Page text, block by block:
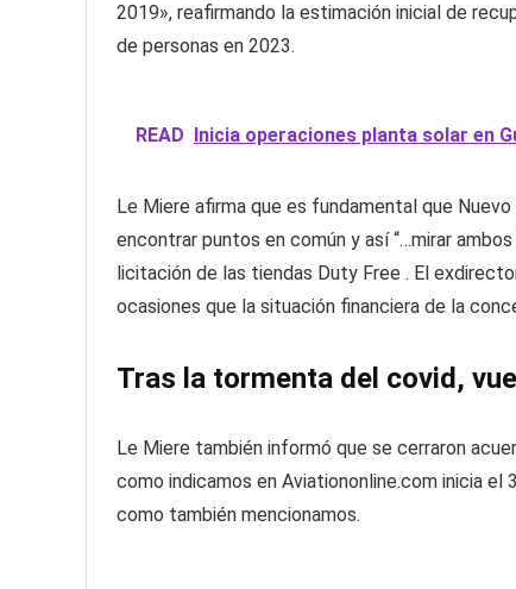
2019», reafirmando la estimación inicial de
de personas en 2023.
READ Inicia operaciones planta solar en
Le Miere afirma que es fundamental que
encontrar puntos en común y así “…mirar
licitación de las tiendas Duty Free . El
ocasiones que la situación financiera de la
Tras la tormenta del covid,
Le Miere también informó que se cerraron
como indicamos en Aviationonline.com inicia
como también mencionamos.